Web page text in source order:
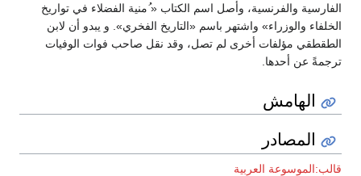
الفارسية والفرنسية، وأصل اسم الكتاب « ُمنية الفضلاء في تواريخ
الخلفاء والوزراء» واشتهر باسم «التاريخ الفخري». و يبدو أن لابن
الطقطقي مؤلفات أخرى لم تصل، وقد نقل صاحب فوات الوفيات
ترجمةً عن أحدها.
الهامش
المصادر
قالب:الموسوعة العربية